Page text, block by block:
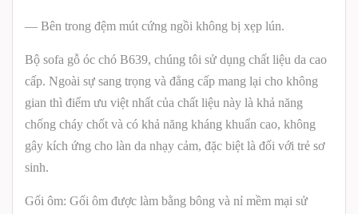
— Bên trong đệm mút cứng ngồi không bị xẹp lún.
Bộ sofa gỗ óc chó B639, chúng tôi sử dụng chất liệu da cao
cấp. Ngoài sự sang trọng và đẳng cấp mang lại cho không
gian thì điểm ưu việt nhất của chất liệu này là khả năng
chống cháy chốt và có khả năng kháng khuẩn cao, không
gây kích ứng cho làn da nhạy cảm, đặc biệt là đối với trẻ sơ
sinh.
Gối ôm: Gối ôm được làm bằng bông và nỉ mềm mại sử